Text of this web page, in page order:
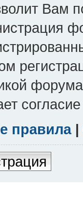
Вам
правила|